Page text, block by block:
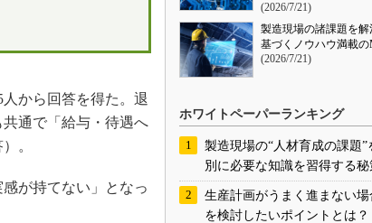
から回答を得た。退
通で「給与・待遇へ
。
が持てない」となっ
(2026/7/21)
製造現場の諸課題を
基づくノウハウ満載の
(2026/7/21)
ホワイトペーパーランキング
製造現場の“人材育成の課題
別に必要な知識を習得する秘
生産計画がうまく進まない
を検討したいポイントとは？